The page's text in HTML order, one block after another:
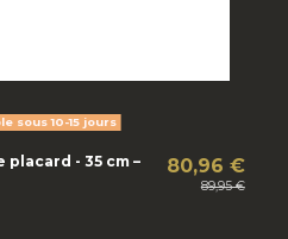
sous 10-15 jours
- 35 cm –
80,96 €
89,95 €